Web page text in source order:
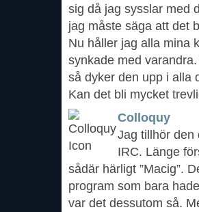
sig då jag sysslar med
jag måste säga att det
Nu håller jag alla mina
synkade med
så dyker den upp i alla
Kan det bli mycket
Colloquy
Jag tillhör den
IRC. Länge
sådär härligt ”Macig”.
program som bara
var det dessutom så.